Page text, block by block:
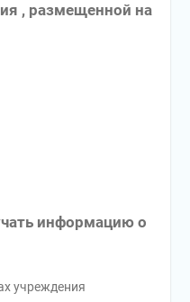
, размещенной на
информацию о
учреждения